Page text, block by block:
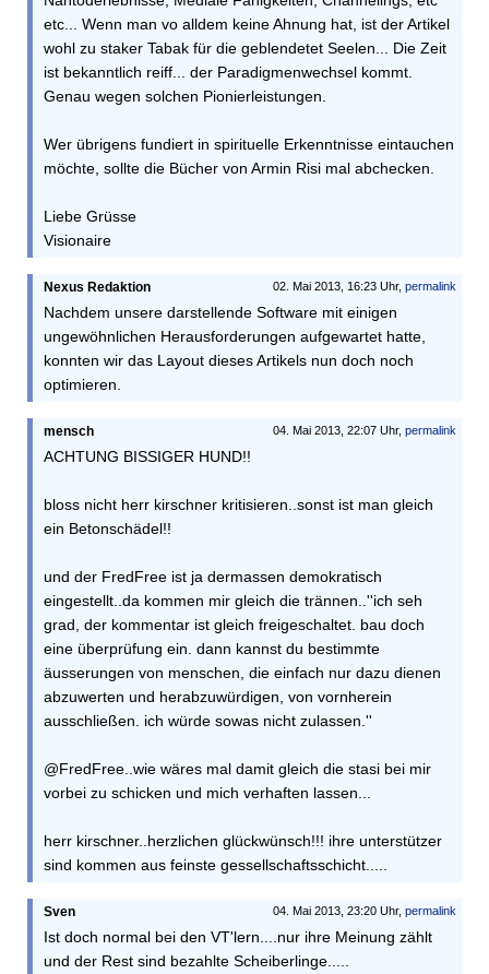
etc... Wenn man vo alldem keine Ahnung hat, ist der Artikel
wohl zu staker Tabak für die geblendetet Seelen... Die Zeit
ist bekanntlich reiff... der Paradigmenwechsel kommt.
Genau wegen solchen Pionierleistungen.
Wer übrigens fundiert in spirituelle Erkenntnisse eintauchen
möchte, sollte die Bücher von Armin Risi mal abchecken.
Liebe Grüsse
Visionaire
02. Mai 2013, 16:23 Uhr, permalink
Nexus Redaktion
Nachdem unsere darstellende Software mit einigen
ungewöhnlichen Herausforderungen aufgewartet hatte,
konnten wir das Layout dieses Artikels nun doch noch
optimieren.
04. Mai 2013, 22:07 Uhr, permalink
mensch
ACHTUNG BISSIGER HUND!!
bloss nicht herr kirschner kritisieren..sonst ist man gleich
ein Betonschädel!!
und der FredFree ist ja dermassen demokratisch
eingestellt..da kommen mir gleich die trännen..''ich seh
grad, der kommentar ist gleich freigeschaltet. bau doch
eine überprüfung ein. dann kannst du bestimmte
äusserungen von menschen, die einfach nur dazu dienen
abzuwerten und herabzuwürdigen, von vornherein
ausschließen. ich würde sowas nicht zulassen.''
@FredFree..wie wäres mal damit gleich die stasi bei mir
vorbei zu schicken und mich verhaften lassen...
herr kirschner..herzlichen glückwünsch!!! ihre unterstützer
sind kommen aus feinste gessellschaftsschicht.....
04. Mai 2013, 23:20 Uhr, permalink
Sven
Ist doch normal bei den VT'lern....nur ihre Meinung zählt
und der Rest sind bezahlte Scheiberlinge.....